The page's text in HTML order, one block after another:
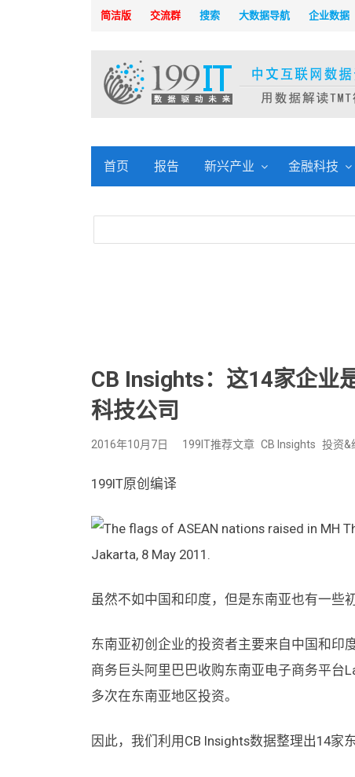
简洁版 交流群 搜索 大数据导航 企业数据
首页 报告 新兴产业 金融科技
CB Insights：这14家企业
科技公司
2016年10月7日 199IT推荐文章 CB Insights 投资&
199IT原创编译
虽然不如中国和印度，但是东南亚也有一些
东南亚初创企业的投资者主要来自中国和印
商务巨头阿里巴巴收购东南亚电子商务平台
多次在东南亚地区投资。
因此，我们利用CB Insights数据整理出14家